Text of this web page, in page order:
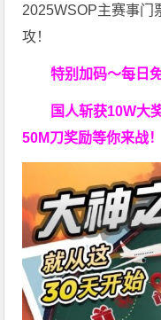
2025WSOP主赛事门
攻！
特别加码～每日
国人斩获10W大
50M刀奖励等你来战！